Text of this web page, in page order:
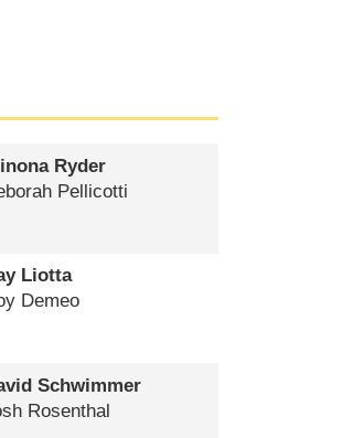
Ryder
Pellicotti
Liotta
Demeo
Schwimmer
Rosenthal